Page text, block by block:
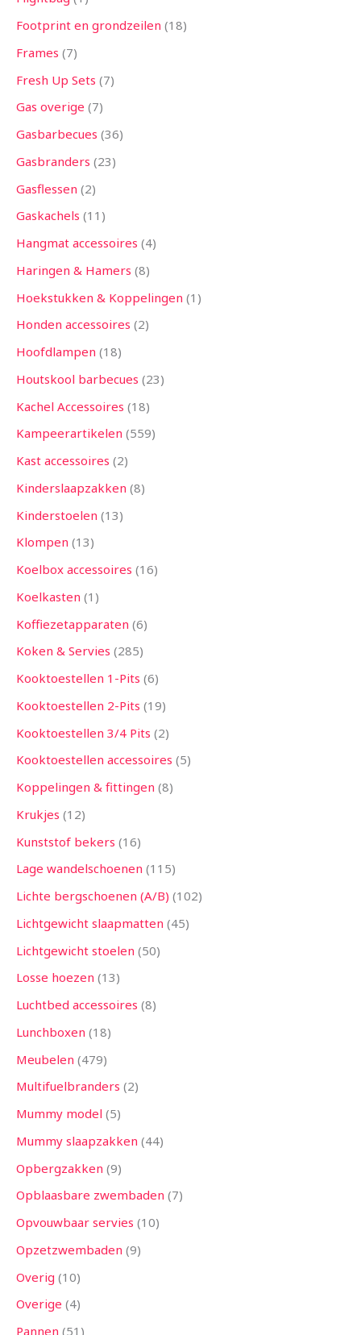
Footprint en grondzeilen 18
Frames 7
Fresh Up Sets 7
Gas overige 7
Gasbarbecues 36
Gasbranders 23
Gasflessen 2
Gaskachels 11
Hangmat accessoires 4
Haringen & Hamers 8
Hoekstukken & Koppelingen 1
Honden accessoires 2
Hoofdlampen 18
Houtskool barbecues 23
Kachel Accessoires 18
Kampeerartikelen 559
Kast accessoires 2
Kinderslaapzakken 8
Kinderstoelen 13
Klompen 13
Koelbox accessoires 16
Koelkasten 1
Koffiezetapparaten 6
Koken & Servies 285
Kooktoestellen 1-Pits 6
Kooktoestellen 2-Pits 19
Kooktoestellen 3/4 Pits 2
Kooktoestellen accessoires 5
Koppelingen & fittingen 8
Krukjes 12
Kunststof bekers 16
Lage wandelschoenen 115
Lichte bergschoenen (A/B) 102
Lichtgewicht slaapmatten 45
Lichtgewicht stoelen 50
Losse hoezen 13
Luchtbed accessoires 8
Lunchboxen 18
Meubelen 479
Multifuelbranders 2
Mummy model 5
Mummy slaapzakken 44
Opbergzakken 9
Opblaasbare zwembaden 7
Opvouwbaar servies 10
Opzetzwembaden 9
Overig 10
Overige 4
Pannen 51